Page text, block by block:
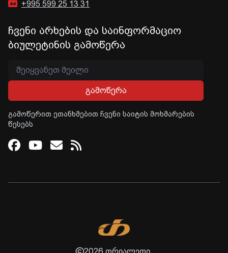
+995 599 25 13 31
ჩვენი არხების და საინფორმაციო
ბიულეტინის გამოწერა
გამოწერა
გამოწერით ეთანხმებით ჩვენი საიტის მოხმარების
წესებს
Facebook
Youtube
Email
RSS
2026 თრიალეთი.